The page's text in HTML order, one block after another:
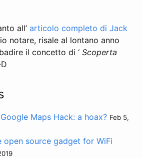
all’ articolo completo di Jack
notare, risale al lontano anno
il concetto di ‘ Scoperta
Maps Hack: a hoax? Feb 5,
open source gadget for WiFi